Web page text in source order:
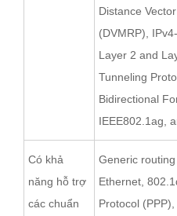
Distance
(DVMRP),
Layer 2 and
Tunneling
Bidirectional
IEEE802.1ag,
Có khả
năng hỗ trợ
các chuẩn
Generic
Ethernet,
Protocol